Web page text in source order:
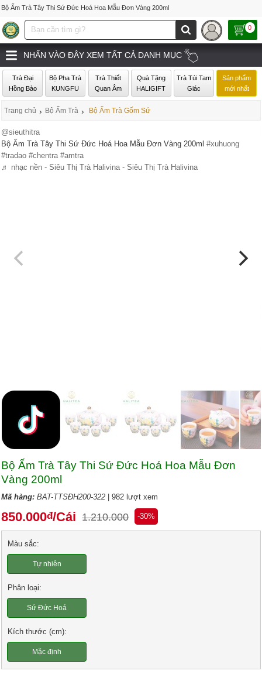
Bộ Ấm Trà Tây Thi Sứ Đức Hoá Hoa Mẫu Đơn Vàng 200ml
0
NHẤN VÀO ĐÂY XEM TẤT CẢ DANH MỤC
Trà Đại
Hồng Bào
Bộ Pha Trà
KUNGFU
Trà Thiết
Quan Âm
Quà Tặng
HALIGIFT
Trà Túi Tam
Giác
Sản phẩm
mới nhất
Trang chủ › Bộ Ấm Trà › Bộ Ấm Trà Gốm Sứ
@sieuthitra
Bộ Ấm Trà Tây Thi Sứ Đức Hoá Hoa Mẫu Đơn Vàng 200ml#xuhuong
#tradao #chentra #amtra
♬ nhạc nền - Siêu Thị Trà Halivina - Siêu Thị Trà Halivina
Bộ Ấm Trà Tây Thi Sứ Đức Hoá Hoa Mẫu Đơn
Vàng 200ml
Mã hàng:BAT-TTSĐH200-322 | 982 lượt xem
850.000đ/Cái 1.210.000 -30%
Màu sắc:
Tự nhiên
Phân loại:
Sứ Đức Hoá
Kích thước (cm):
Mặc định